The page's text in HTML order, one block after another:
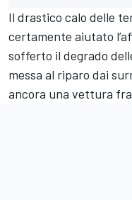
Il drastico calo delle
certamente aiutato
sofferto il degrado
messa al riparo dai
ancora una vettura